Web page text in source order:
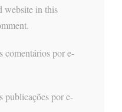
website in this
comentários por e-
publicações por e-